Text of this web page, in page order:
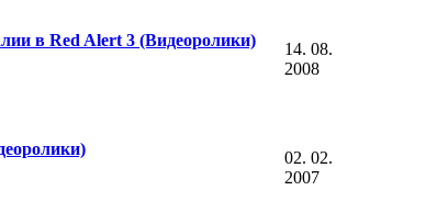
в Red Alert 3 (Видеоролики)
14. 08.
2008
02. 02.
2007